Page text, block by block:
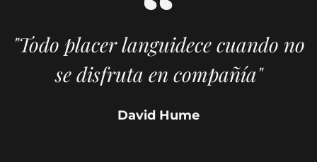
"Todo placer languidece cuando no
se disfruta en compañía"
David Hume